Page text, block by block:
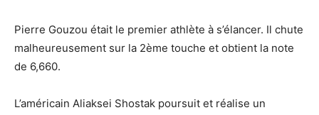
Pierre Gouzou était le premier athlète à s’élancer. Il chute
malheureusement sur la 2ème touche et obtient la note
de 6,660.
L’américain Aliaksei Shostak poursuit et réalise un